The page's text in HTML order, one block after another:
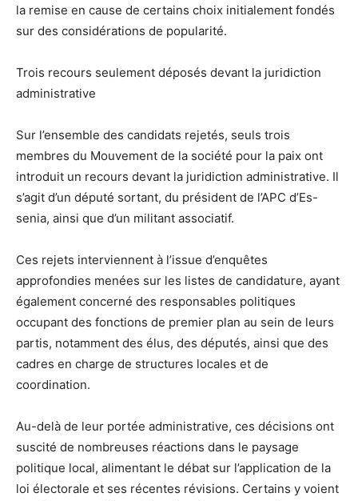
la remise en cause de certains choix initialement fondés
sur des considérations de popularité.
Trois recours seulement déposés devant la juridiction
administrative
Sur l’ensemble des candidats rejetés, seuls trois
membres du Mouvement de la société pour la paix ont
introduit un recours devant la juridiction administrative. Il
s’agit d’un député sortant, du président de l’APC d’Es-
senia, ainsi que d’un militant associatif.
Ces rejets interviennent à l’issue d’enquêtes
approfondies menées sur les listes de candidature, ayant
également concerné des responsables politiques
occupant des fonctions de premier plan au sein de leurs
partis, notamment des élus, des députés, ainsi que des
cadres en charge de structures locales et de
coordination.
Au-delà de leur portée administrative, ces décisions ont
suscité de nombreuses réactions dans le paysage
politique local, alimentant le débat sur l’application de la
loi électorale et ses récentes révisions. Certains y voient